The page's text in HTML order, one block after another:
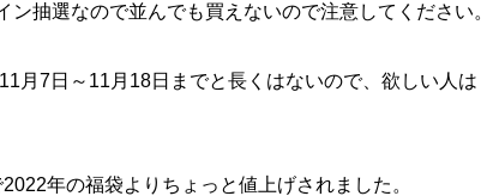
抽選なので並んでも買えないので注意してください。
月7日～11月18日までと長くはないので、欲しい人は
年の福袋よりちょっと値上げされました。